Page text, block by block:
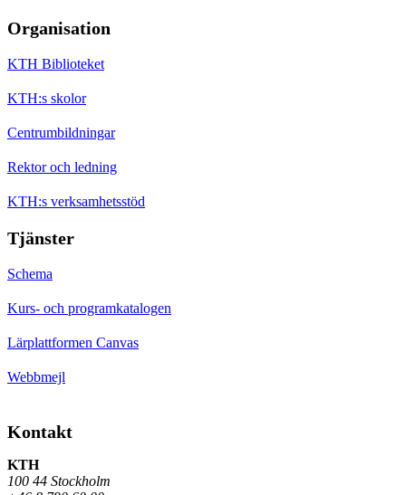
Organisation
KTH Biblioteket
KTH:s skolor
Centrumbildningar
Rektor och ledning
KTH:s verksamhetsstöd
Tjänster
Schema
Kurs- och programkatalogen
Lärplattformen Canvas
Webbmejl
Kontakt
KTH
100 44 Stockholm